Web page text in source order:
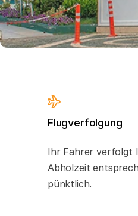
Flugverfolgung
Ihr Fahrer verfolgt
Abholzeit
pünktlich.